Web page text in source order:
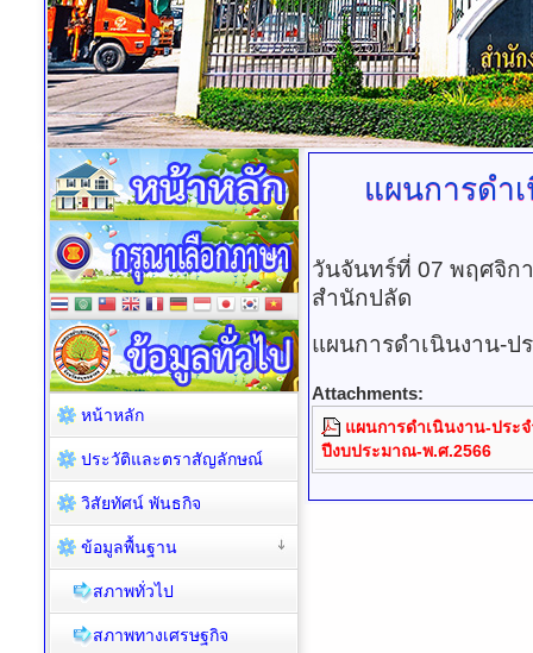
แผนการดำ
วันจันทร์ที่ 07 พฤศจิก
สำนักปลัด
แผนการดำเนินงาน-ป
Attachments:
แผนการดำเนินงาน-ประ
ปีงบประมาณ-พ.ศ.2566
หน้าหลัก
ประวัติและตราสัญลักษณ์
วิสัยทัศน์ พันธกิจ
ข้อมูลพื้นฐาน
สภาพทั่วไป
สภาพทางเศรษฐกิจ